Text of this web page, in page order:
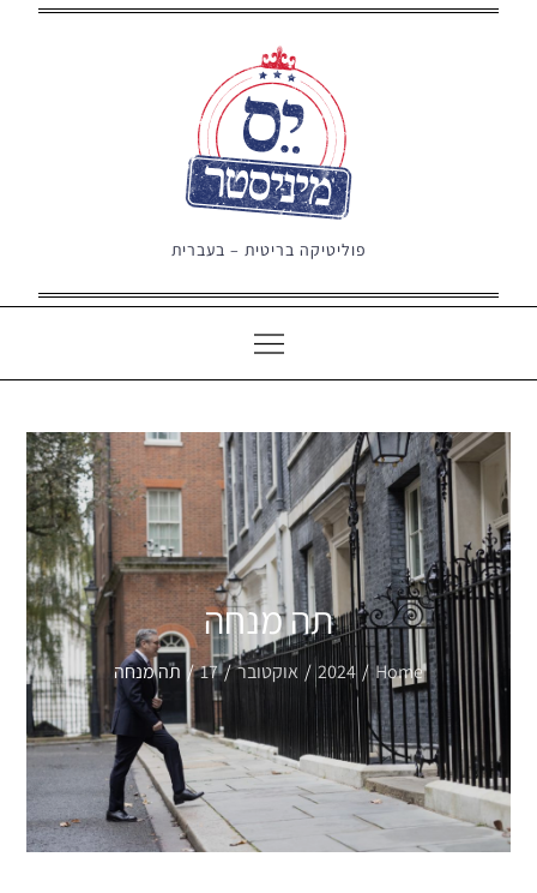
פוליטיקה בריטית – בעברית
תה מנחה
Home
2024 אוקטובר 17 תה מנחה